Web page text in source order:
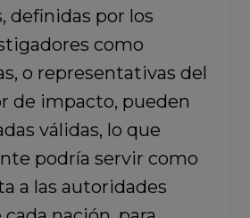
definidas por los
como
o representativas del
de impacto, pueden
válidas, lo que
podría servir como
a las autoridades